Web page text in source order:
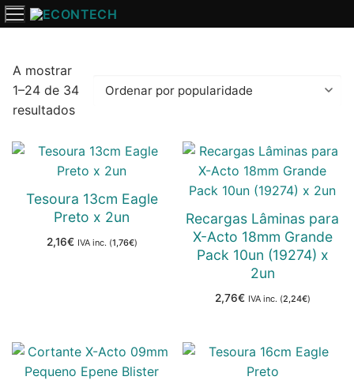
Saltar
para
conteúdo
A mostrar
1–24 de 34
resultados
Ordenado
por
popularidade
Tesoura 13cm Eagle
Preto x 2un
2,16€ IVA inc. (1,76€)
Recargas Lâminas para
X-Acto 18mm Grande
Pack 10un (19274) x
2un
2,76€ IVA inc. (2,24€)